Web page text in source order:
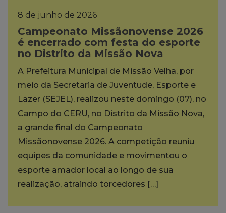
8 de junho de 2026
Campeonato Missãonovense 2026
é encerrado com festa do esporte
no Distrito da Missão Nova
A Prefeitura Municipal de Missão Velha, por
meio da Secretaria de Juventude, Esporte e
Lazer (SEJEL), realizou neste domingo (07), no
Campo do CERU, no Distrito da Missão Nova,
a grande final do Campeonato
Missãonovense 2026. A competição reuniu
equipes da comunidade e movimentou o
esporte amador local ao longo de sua
realização, atraindo torcedores […]